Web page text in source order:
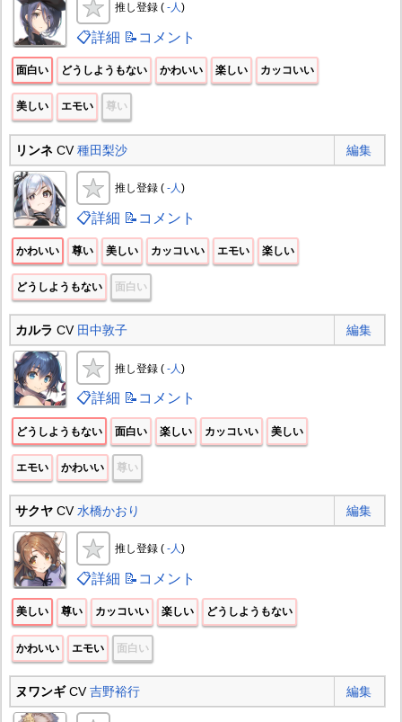
推し登録 ( -人)
📋詳細 📝コメント
面白い どうしようもない かわいい 楽しい カッコいい
美しい エモい 尊い
リンネCV種田梨沙 編集
推し登録 ( -人)
📋詳細 📝コメント
かわいい 尊い 美しい カッコいい エモい 楽しい
どうしようもない 面白い
カルラ CV 田中敦子 編集
推し登録 ( -人 )
📋詳細 📝コメント
どうしようもない 面白い 楽しい カッコいい 美しい
エモい かわいい 尊い
サクヤCV水橋かおり 編集
推し登録 ( -人)
📋詳細 📝コメント
美しい 尊い カッコいい 楽しい どうしようもない
かわいい エモい 面白い
ヌワンギCV吉野裕行 編集